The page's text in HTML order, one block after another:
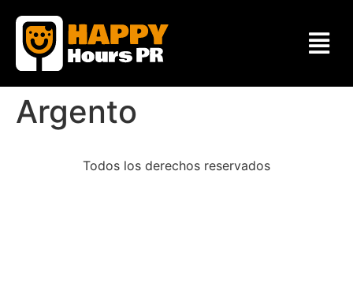
Argento
Todos los derechos reservados